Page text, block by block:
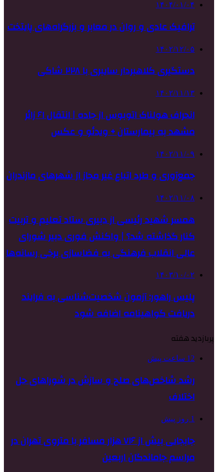
۱۴۰۴/۰۱/۰۴
ترافیک عادی و روان در معابر و بزرگراه‌های پایتخت
۱۴۰۲/۱۲/۰۵
دستگیری کلاهبردار سایبری با ۲۲۸ شاکی
۱۴۰۲/۱۱/۱۳
انحراف هولناک اتوبوس از جاده | انتقال ۶۱ زائر
مشهد به بیمارستان + ویدئو و عکس
۱۴۰۲/۱۱/۰۹
جمع‌آوری و طرد اتباع غیر مجاز از شهرهای مازندران
۱۴۰۲/۱۱/۰۸
همسر شهید رئیسی از دبیری ستاد تعلیم و تربیت
کنار گذاشته شد؟ | واکنش فوری دبیر شورای
عالی انقلاب فرهنگی به فضاسازی برخی رسانه‌ها
۱۴۰۳/۱۰/۰۲
پلیس راهور: آزمون شخصیت‌شناسی به فرایند
دریافت گواهینامه اضافه شود
پربازدید هفته
12 ساعت پیش
رشد شاخص‌های صلح و سازش در شوراهای حل
اختلاف
1 روز پیش
جابجایی بیش از ۷۱۶ هزار مسافر با متروی تهران در
مراسم جاماندگان اربعین